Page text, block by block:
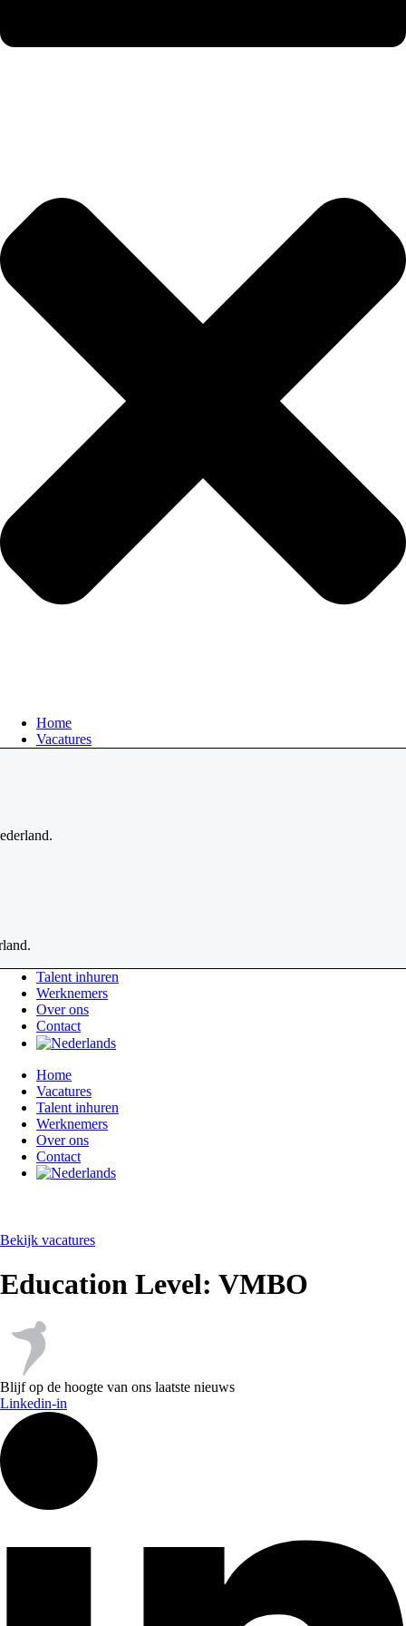
Home
Vacatures
Talent inhuren
Werknemers
Over ons
Contact
Home
Vacatures
Talent inhuren
Werknemers
Over ons
Contact
Bekijk vacatures
Education Level: VMBO
Blijf op de hoogte van ons laatste nieuws
Linkedin-in